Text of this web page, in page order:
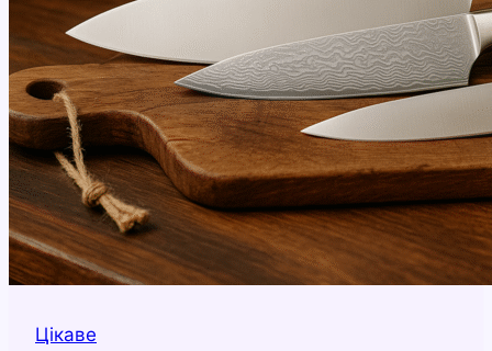
Цікаве